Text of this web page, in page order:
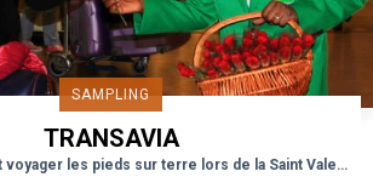
SAMPLING
TRANSAVIA
Transavia vous fait voyager les pieds sur terre lors de la Saint Valentin